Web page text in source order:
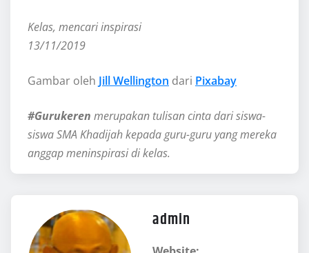
Kelas, mencari inspirasi
13/11/2019
Gambar oleh Jill Wellington dari Pixabay
#Gurukeren merupakan tulisan cinta dari siswa-
siswa SMA Khadijah kepada guru-guru yang mereka
anggap meninspirasi di kelas.
admin